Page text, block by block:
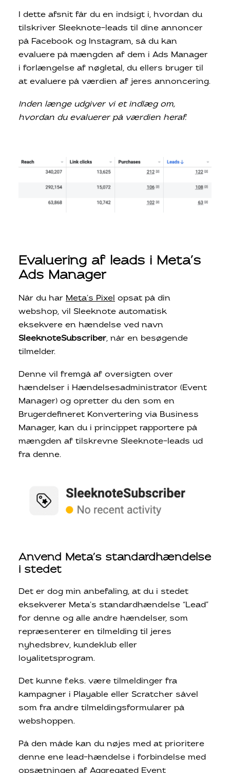
I dette afsnit får du en indsigt i, hvordan du
tilskriver Sleeknote-leads til dine annoncer
på Facebook og Instagram, så du kan
evaluere på mængden af dem i Ads Manager
i forlængelse af nøgletal, du ellers bruger til
at evaluere på værdien af jeres annoncering.
Inden længe udgiver vi et indlæg om,
hvordan du evaluerer på værdien heraf.
Evaluering af leads i Meta’s
Ads Manager
Når du har Meta’s Pixel opsat på din
webshop, vil Sleeknote automatisk
eksekvere en hændelse ved navn
SleeknoteSubscriber, når en besøgende
tilmelder.
Denne vil fremgå af oversigten over
hændelser i Hændelsesadministrator (Event
Manager) og opretter du den som en
Brugerdefineret Konvertering via Business
Manager, kan du i princippet rapportere på
mængden af tilskrevne Sleeknote-leads ud
fra denne.
Anvend Meta’s standardhændelse
i stedet
Det er dog min anbefaling, at du i stedet
eksekverer Meta’s standardhændelse “Lead”
for denne og alle andre hændelser, som
repræsenterer en tilmelding til jeres
nyhedsbrev, kundeklub eller
loyalitetsprogram.
Det kunne f.eks. være tilmeldinger fra
kampagner i Playable eller Scratcher såvel
som fra andre tilmeldingsformularer på
webshoppen.
På den måde kan du nøjes med at prioritere
denne ene lead-hændelse i forbindelse med
opsætningen af Aggregated Event